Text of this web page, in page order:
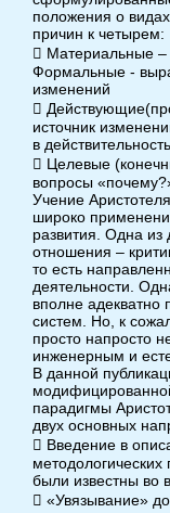
положения о
причин к четырем:
 Материальные –
Формальные -
изменений

источник
в действительность
 Целевые
вопросы
Учение
широко
развития. Одна из
отношения –
то есть
деятельности.
вполне адекватно
систем. Но, к
просто напросто
инженерным и
В данной
парадигмы
двух основных
 Введение в
были известны во
 «Увязывание»